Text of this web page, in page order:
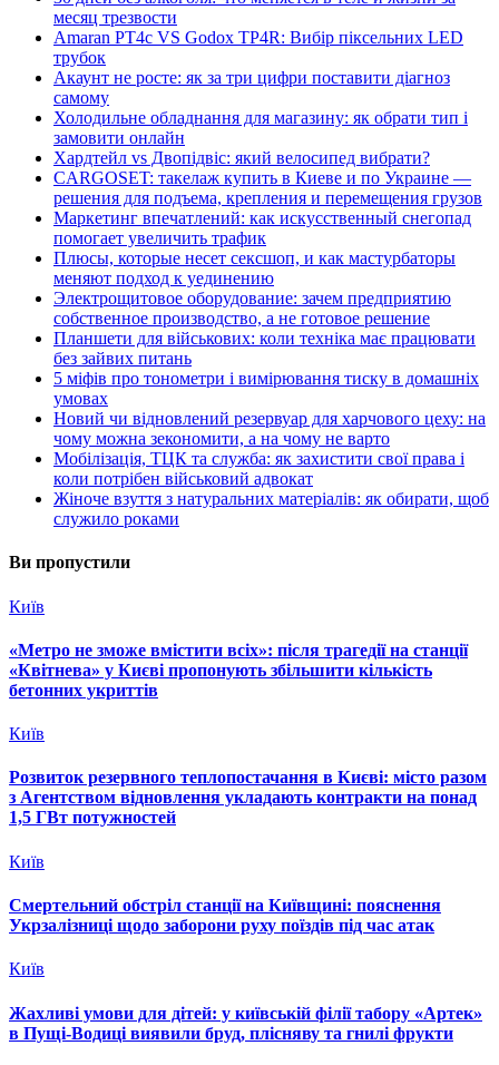
месяц трезвости
Amaran PT4c VS Godox TP4R: Вибір піксельних LED
трубок
Акаунт не росте: як за три цифри поставити діагноз
самому
Холодильне обладнання для магазину: як обрати тип і
замовити онлайн
Хардтейл vs Двопідвіс: який велосипед вибрати?
CARGOSET: такелаж купить в Киеве и по Украине —
решения для подъема, крепления и перемещения грузов
Маркетинг впечатлений: как искусственный снегопад
помогает увеличить трафик
Плюсы, которые несет сексшоп, и как мастурбаторы
меняют подход к уединению
Электрощитовое оборудование: зачем предприятию
собственное производство, а не готовое решение
Планшети для військових: коли техніка має працювати
без зайвих питань
5 міфів про тонометри і вимірювання тиску в домашніх
умовах
Новий чи відновлений резервуар для харчового цеху: на
чому можна зекономити, а на чому не варто
Мобілізація, ТЦК та служба: як захистити свої права і
коли потрібен військовий адвокат
Жіноче взуття з натуральних матеріалів: як обирати, щоб
служило роками
Ви пропустили
Київ
«Метро не зможе вмістити всіх»: після трагедії на станції
«Квітнева» у Києві пропонують збільшити кількість
бетонних укриттів
Київ
Розвиток резервного теплопостачання в Києві: місто разом
з Агентством відновлення укладають контракти на понад
1,5 ГВт потужностей
Київ
Смертельний обстріл станції на Київщині: пояснення
Укрзалізниці щодо заборони руху поїздів під час атак
Київ
Жахливі умови для дітей: у київській філії табору «Артек»
в Пущі-Водиці виявили бруд, плісняву та гнилі фрукти